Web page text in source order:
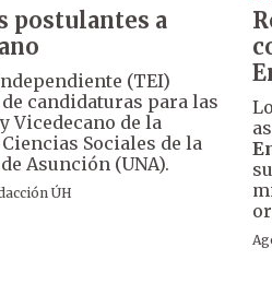
postulantes a
(TEI)
candidaturas para las
Vicedecano de la
Sociales de la
Asunción (UNA).
ÚH